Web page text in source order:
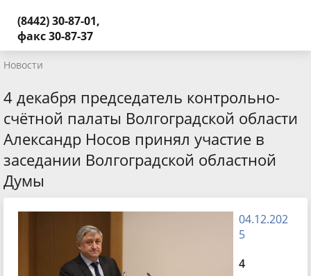
(8442) 30-87-01,
факс 30-87-37
Новости
4 декабря председатель контрольно-
счётной палаты Волгоградской области
Александр Носов принял участие в
заседании Волгоградской областной
Думы
04.12.202
5
4